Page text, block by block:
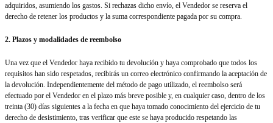
adquiridos, asumiendo los gastos. Si rechazas dicho envío, el Vendedor se reserva el
derecho de retener los productos y la suma correspondiente pagada por su compra.
2. Plazos y modalidades de reembolso
Una vez que el Vendedor haya recibido tu devolución y haya comprobado que todos los
requisitos han sido respetados, recibirás un correo electrónico confirmando la aceptación de
la devolución. Independientemente del método de pago utilizado, el reembolso será
efectuado por el Vendedor en el plazo más breve posible y, en cualquier caso, dentro de los
treinta (30) días siguientes a la fecha en que haya tomado conocimiento del ejercicio de tu
derecho de desistimiento, tras verificar que este se haya producido respetando las